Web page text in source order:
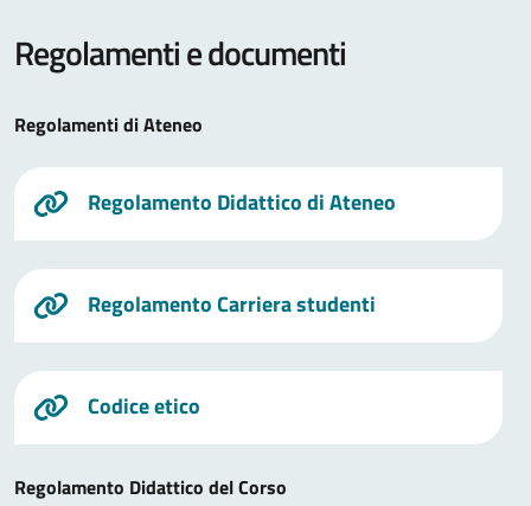
Regolamenti e documenti
Regolamenti di Ateneo
Regolamento Didattico di Ateneo
Regolamento Carriera studenti
Codice etico
Regolamento Didattico del Corso